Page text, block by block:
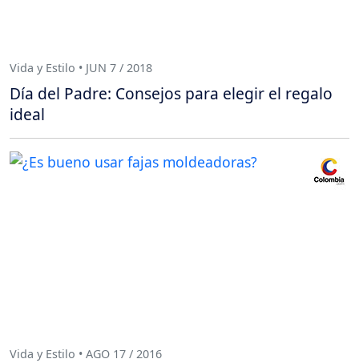
Vida y Estilo • JUN 7 / 2018
Día del Padre: Consejos para elegir el regalo
ideal
Vida y Estilo • AGO 17 / 2016